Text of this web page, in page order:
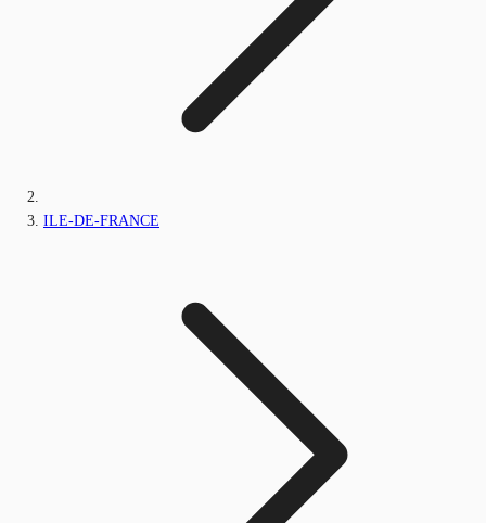
ILE-DE-FRANCE